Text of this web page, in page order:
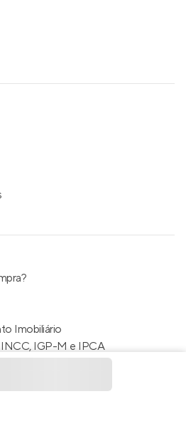
Imobiliário
IGP-M e IPCA